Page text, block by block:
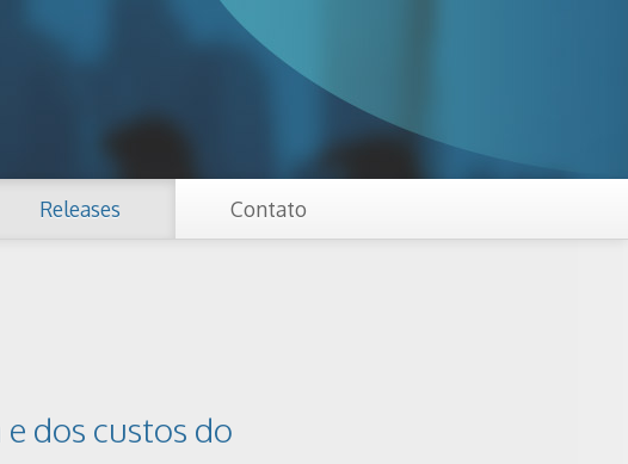
Releases Contato
dos custos do